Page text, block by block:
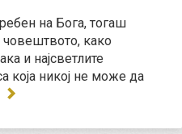
на Бога, тогаш
човештвото, како
и најсветлите
која никој не може да